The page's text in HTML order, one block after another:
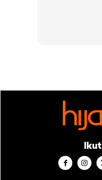
dilengkapi dengan enjin
berserta transmisi enam